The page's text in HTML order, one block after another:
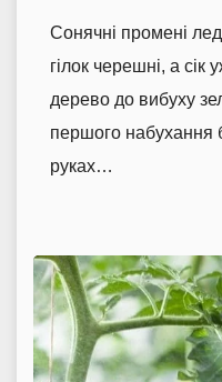
Сонячні промені
гілок черешні, а сік
дерево до вибуху
першого набухання
руках…